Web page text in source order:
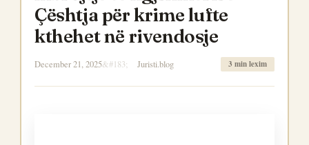
Çështja për krime lufte
kthehet në rivendosje
December 21, 2025 Juristi.blog 3 min lexim